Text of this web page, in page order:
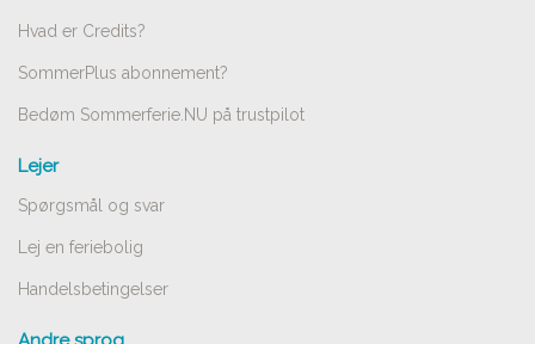
Hvad er Credits?
SommerPlus abonnement?
Bedøm Sommerferie.NU på trustpilot
Lejer
Spørgsmål og svar
Lej en feriebolig
Handelsbetingelser